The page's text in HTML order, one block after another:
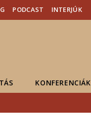
PODCAST INTERJÚK
KONFERENCIÁK